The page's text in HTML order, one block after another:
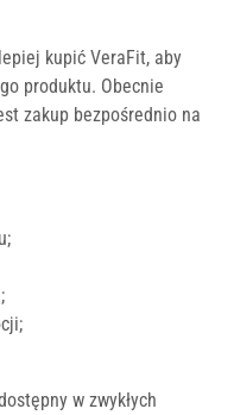
kupić VeraFit, aby
produktu. Obecnie
zakup bezpośrednio na
w zwykłych